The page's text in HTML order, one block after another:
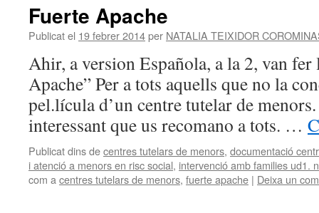
contingut
Fuerte Apache
Publicat el 19 febrer 2014per NATALIA TEIXIDOR
Ahir, a version Española, a la 2, van
Apache” Per a tots aquells que no la
pel.lícula d’un centre tutelar de
interessant que us recomano a tots. …
Publicat dins decentres tutelars de menors, documentació
i atenció a menors en risc social, intervenció amb families ud1.
com a centres tutelars de menors, fuerte apache | Deixa un